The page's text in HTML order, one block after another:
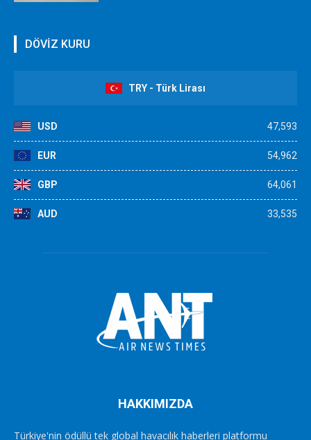
DÖVİZ KURU
TRY - Türk Lirası
USD 47,593
EUR 54,962
GBP 64,061
AUD 33,535
HAKKIMIZDA
Türkiye'nin ödüllü tek global havacılık haberleri platformu